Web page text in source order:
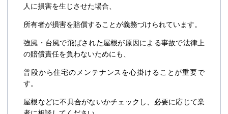
人に損害を生じさせた場合、
所有者が損害を賠償することが義務づけられています。
強風・台風で飛ばされた屋根が原因による事故で法律上
の賠償責任を負わないためにも、
普段から住宅のメンテナンスを心掛けることが重要で
す。
屋根などに不具合がないかチェックし、必要に応じて業